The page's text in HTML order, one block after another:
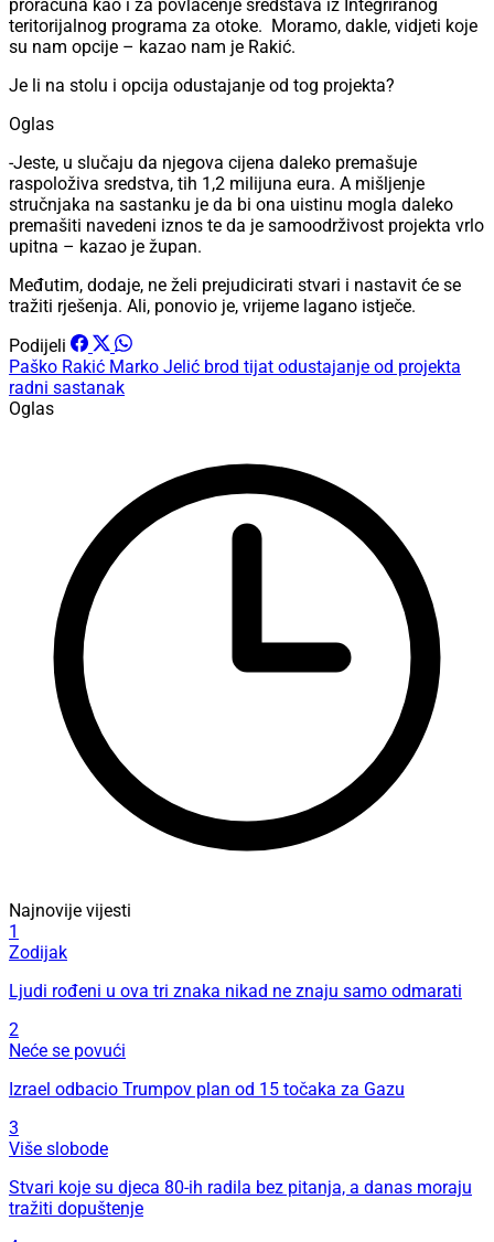
proračuna kao i za povlačenje sredstava iz Integriranog
teritorijalnog programa za otoke. Moramo, dakle, vidjeti koje
su nam opcije – kazao nam je Rakić.
Je li na stolu i opcija odustajanje od tog projekta?
Oglas
-Jeste, u slučaju da njegova cijena daleko premašuje
raspoloživa sredstva, tih 1,2 milijuna eura. A mišljenje
stručnjaka na sastanku je da bi ona uistinu mogla daleko
premašiti navedeni iznos te da je samoodrživost projekta vrlo
upitna – kazao je župan.
Međutim, dodaje, ne želi prejudicirati stvari i nastavit će se
tražiti rješenja. Ali, ponovio je, vrijeme lagano istječe.
Podijeli
Paško Rakić Marko Jelić brod tijat odustajanje od projekta
radni sastanak
Oglas
Najnovije vijesti
1
Zodijak
Ljudi rođeni u ova tri znaka nikad ne znaju samo odmarati
2
Neće se povući
Izrael odbacio Trumpov plan od 15 točaka za Gazu
3
Više slobode
Stvari koje su djeca 80-ih radila bez pitanja, a danas moraju
tražiti dopuštenje